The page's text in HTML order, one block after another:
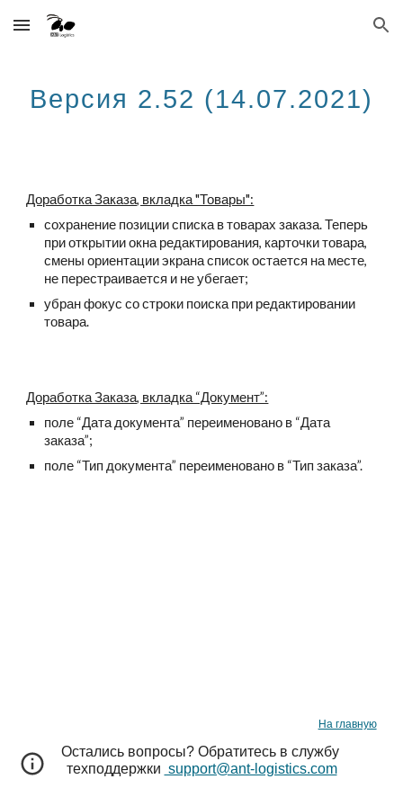
Skip to main content Skip to navigation
Версия 2.52 (14.07.2021)
Доработка Заказа, вкладка "Товары":
сохранение позиции списка в товарах заказа. Теперь
при открытии окна редактирования, карточки товара,
смены ориентации экрана список остается на месте,
не перестраивается и не убегает;
убран фокус со строки поиска при редактировании
товара.
Доработка Заказа, вкладка “Документ”:
поле “Дата документа” переименовано в “Дата
заказа”;
поле “Тип документа” переименовано в “Тип заказа”.
На главную
Остались вопросы? Обратитесь в службу
техподдержки support@ant-logistics.com